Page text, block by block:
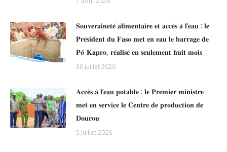
𝐒𝐨𝐮𝐯𝐞𝐫𝐚𝐢𝐧𝐞𝐭𝐞́ 𝐚𝐥𝐢𝐦𝐞𝐧𝐭𝐚𝐢𝐫𝐞 𝐞𝐭 𝐚𝐜𝐜𝐞̀𝐬 𝐚̀ 𝐥’𝐞𝐚𝐮 : 𝐥𝐞
𝐏𝐫𝐞́𝐬𝐢𝐝𝐞𝐧𝐭 𝐝𝐮 𝐅𝐚𝐬𝐨 𝐦𝐞𝐭 𝐞𝐧 𝐞𝐚𝐮 𝐥𝐞 𝐛𝐚𝐫𝐫𝐚𝐠𝐞 𝐝𝐞
𝐏𝐨̂-𝐊𝐚𝐩𝐫𝐨, 𝐫𝐞́𝐚𝐥𝐢𝐬𝐞́ 𝐞𝐧 𝐬𝐞𝐮𝐥𝐞𝐦𝐞𝐧𝐭 𝐡𝐮𝐢𝐭 𝐦𝐨𝐢𝐬
30 juillet 2026
𝐀𝐜𝐜𝐞̀𝐬 𝐚̀ 𝐥’𝐞𝐚𝐮 𝐩𝐨𝐭𝐚𝐛𝐥𝐞 : 𝐥𝐞 𝐏𝐫𝐞𝐦𝐢𝐞𝐫 𝐦𝐢𝐧𝐢𝐬𝐭𝐫𝐞
𝐦𝐞𝐭 𝐞𝐧 𝐬𝐞𝐫𝐯𝐢𝐜𝐞 𝐥𝐞 𝐂𝐞𝐧𝐭𝐫𝐞 𝐝𝐞 𝐩𝐫𝐨𝐝𝐮𝐜𝐭𝐢𝐨𝐧 𝐝𝐞
𝐃𝐨𝐮𝐫𝐨𝐮
5 juillet 2026